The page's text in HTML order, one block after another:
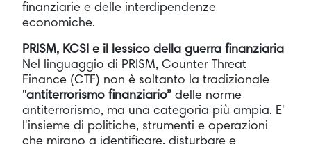
finanziarie e delle interdipendenze
economiche.
PRISM, KCSI e il lessico della guerra finanziaria
Nel linguaggio di PRISM, Counter Threat
Finance (CTF) non è soltanto la tradizionale
"antiterrorismo finanziario” delle norme
antiterrorismo, ma una categoria più ampia. E'
l'insieme di politiche, strumenti e operazioni